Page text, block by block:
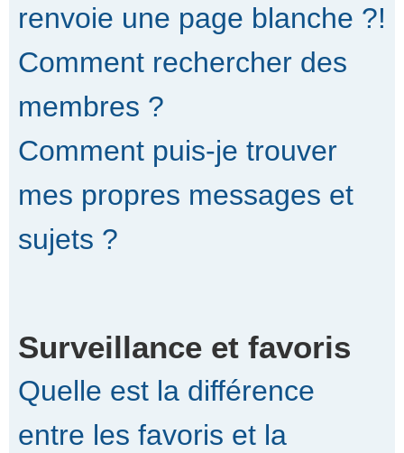
renvoie une page blanche ?!
Comment rechercher des
membres ?
Comment puis-je trouver
mes propres messages et
sujets ?
Surveillance et favoris
Quelle est la différence
entre les favoris et la